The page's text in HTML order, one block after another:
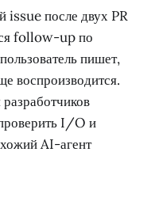
issue после двух PR
follow-up по
пишет,
воспроизводится.
I/O и
AI-агент